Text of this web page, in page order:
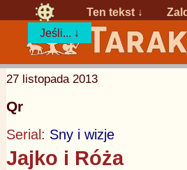
Ten tekst ↓
Jeśli... ↓
27 listopada 2013
Qr
Serial: Sny i wizje
Jajko i Róża